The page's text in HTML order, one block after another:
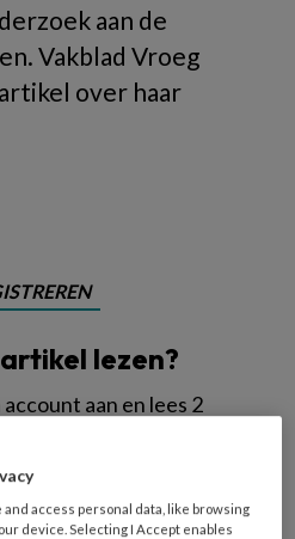
aan de
Vakblad Vroeg
over haar
lezen?
aan en lees 2
access personal data, like browsing
device. Selecting I Accept enables